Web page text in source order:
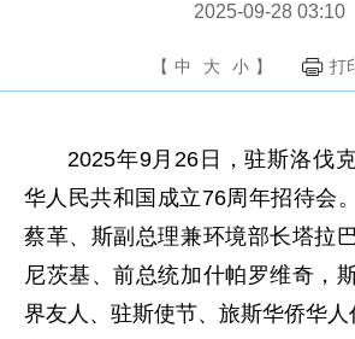
2025-09-28 03:10
【 中 大 小 】 打
2025年9月26日，驻斯洛伐
华人民共和国成立76周年招待会
蔡革、斯副总理兼环境部长塔拉
尼茨基、前总统加什帕罗维奇，
界友人、驻斯使节、旅斯华侨华